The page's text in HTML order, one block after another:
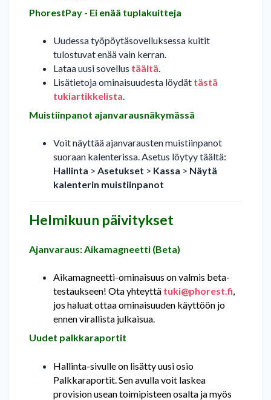
PhorestPay - Ei enää tuplakuitteja
Uudessa työpöytäsovelluksessa kuitit
tulostuvat enää vain kerran.
Lataa uusi sovellus täältä
Lisätietoja ominaisuudesta löydät tästä
tukiartikkelista
Muistiinpanot ajanvarausnäkymässä
Voit näyttää ajanvarausten muistiinpanot
suoraan kalenterissa. Asetus löytyy täältä:
Hallinta > Asetukset > Kassa > Näytä
kalenterin muistiinpanot
Helmikuun päivitykset
Ajanvaraus: Aikamagneetti (Beta)
Aikamagneetti-ominaisuus on valmis beta-
testaukseen! Ota yhteyttä tuki@phorest.fi,
jos haluat ottaa ominaisuuden käyttöön jo
ennen virallista julkaisua.
Uudet palkkaraportit
Hallinta-sivulle on lisätty uusi osio
Palkkaraportit. Sen avulla voit laskea
provision usean toimipisteen osalta ja myös